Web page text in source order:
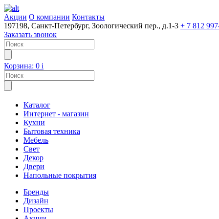
Акции О компании Контакты
197198, Санкт-Петербург, Зоологический пер., д.1-3 + 7 812
Заказать звонок
Корзина: 0 i
Каталог
Интернет - магазин
Кухни
Бытовая техника
Мебель
Свет
Декор
Двери
Напольные покрытия
Бренды
Дизайн
Проекты